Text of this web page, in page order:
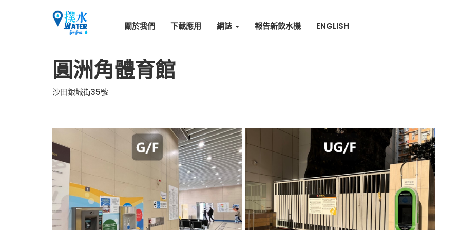
關於我們 下載應用 網誌 報告新飲水機 ENGLISH
圓洲角體育館
沙田銀城街35號